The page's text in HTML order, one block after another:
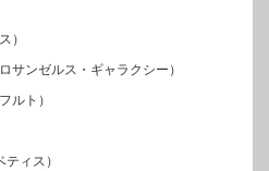
）
サンゼルス・ギャラクシー）
ルト）
ィス）